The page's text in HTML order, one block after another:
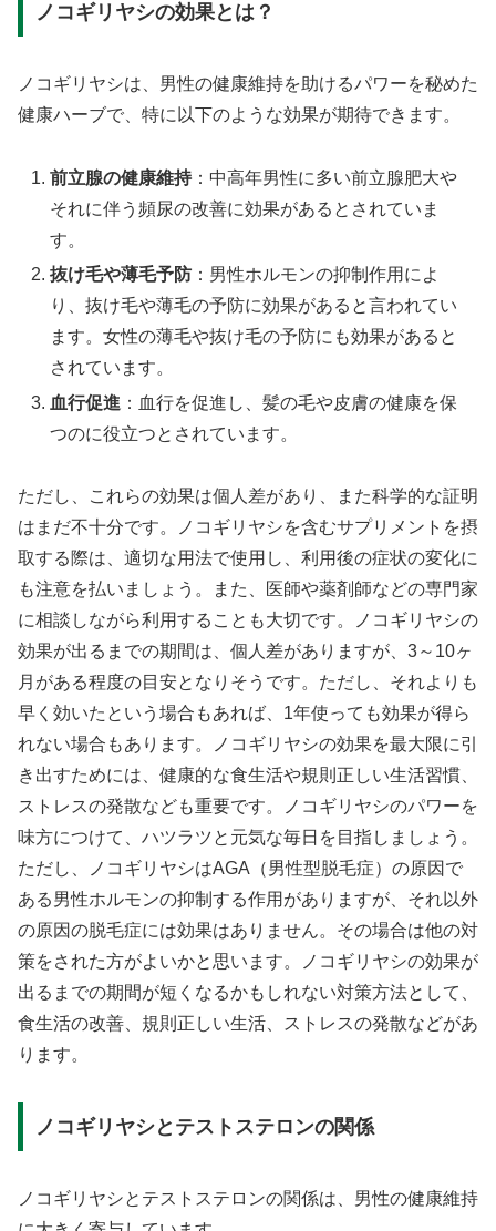
ノコギリヤシの効果とは？
ノコギリヤシは、男性の健康維持を助けるパワーを秘めた
健康ハーブで、特に以下のような効果が期待できます。
前立腺の健康維持：中高年男性に多い前立腺肥大や
それに伴う頻尿の改善に効果があるとされていま
す。
抜け毛や薄毛予防 ：男性ホルモンの抑制作用によ
り、抜け毛や薄毛の予防に効果があると言われてい
ます。女性の薄毛や抜け毛の予防にも効果があると
されています。
血行促進 ：血行を促進し、髪の毛や皮膚の健康を保
つのに役立つとされています。
ただし、これらの効果は個人差があり、また科学的な証明
はまだ不十分です。ノコギリヤシを含むサプリメントを摂
取する際は、適切な用法で使用し、利用後の症状の変化に
も注意を払いましょう。また、医師や薬剤師などの専門家
に相談しながら利用することも大切です。ノコギリヤシの
効果が出るまでの期間は、個人差がありますが、3～10ヶ
月がある程度の目安となりそうです。ただし、それよりも
早く効いたという場合もあれば、1年使っても効果が得ら
れない場合もあります。ノコギリヤシの効果を最大限に引
き出すためには、健康的な食生活や規則正しい生活習慣、
ストレスの発散なども重要です。ノコギリヤシのパワーを
味方につけて、ハツラツと元気な毎日を目指しましょう。
ただし、ノコギリヤシはAGA（男性型脱毛症）の原因で
ある男性ホルモンの抑制する作用がありますが、それ以外
の原因の脱毛症には効果はありません。その場合は他の対
策をされた方がよいかと思います。ノコギリヤシの効果が
出るまでの期間が短くなるかもしれない対策方法として、
食生活の改善、規則正しい生活、ストレスの発散などがあ
ります。
ノコギリヤシとテストステロンの関係
ノコギリヤシとテストステロンの関係は、男性の健康維持